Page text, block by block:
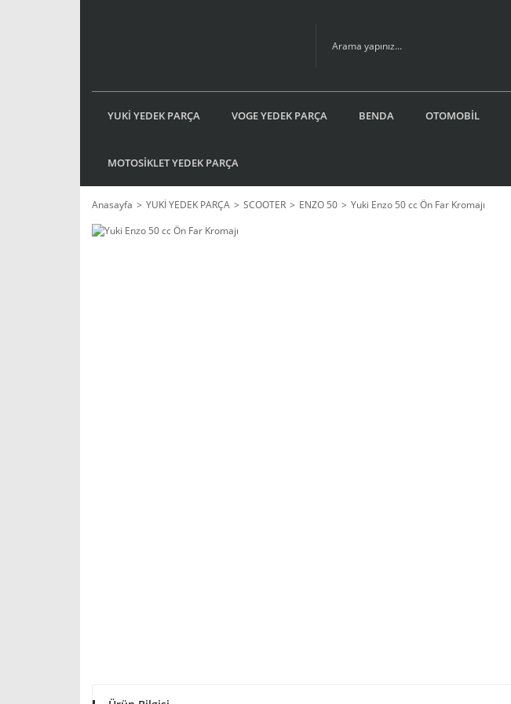
YUKİ YEDEK PARÇA VOGE YEDEK PARÇA BENDA OTOMOBİL
MOTOSİKLET YEDEK PARÇA
Anasayfa YUKİ YEDEK PARÇA SCOOTER ENZO 50
Yuki Enzo 50 cc Ön Far Kromajı